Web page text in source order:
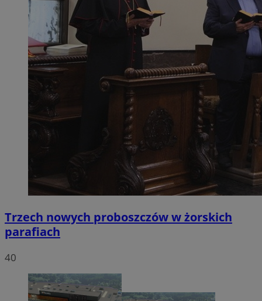
Trzech nowych proboszczów w żorskich
parafiach
40